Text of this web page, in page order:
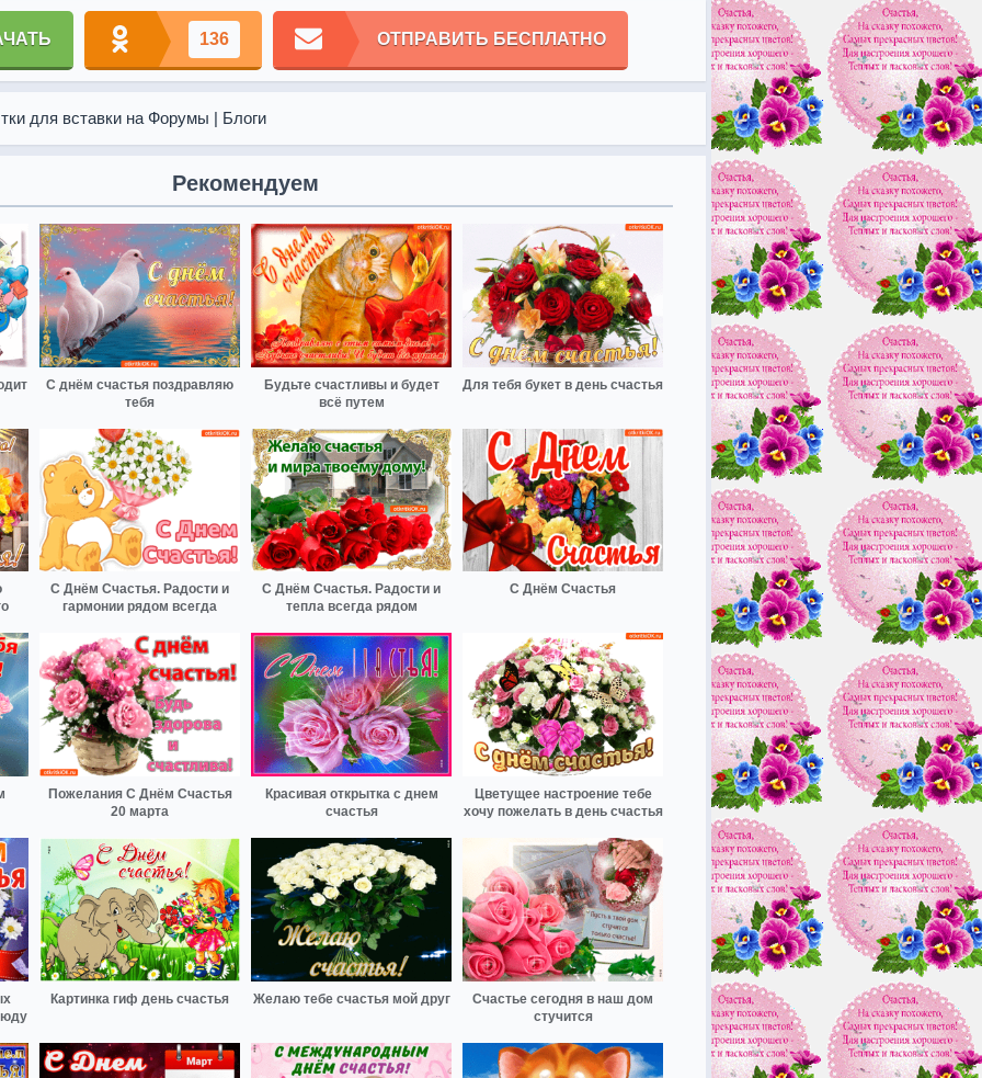
136 ОТПРАВИТЬ БЕСПЛАТНО
для вставки на Форумы | Блоги
Рекомендуем
С днём счастья поздравляю
тебя
Будьте счастливы и будет
всё путем
Для тебя букет в день счастья
С Днём Счастья. Радости и
гармонии рядом всегда
С Днём Счастья. Радости и
тепла всегда рядом
С Днём Счастья
Пожелания С Днём Счастья
20 марта
Красивая открытка с днем
счастья
Цветущее настроение тебе
хочу пожелать в день счастья
Картинка гиф день счастья Желаю тебе счастья мой друг
Счастье сегодня в наш дом
стучится